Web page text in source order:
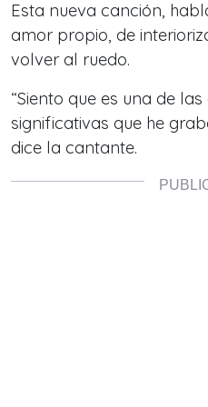
Esta nueva canción,
amor propio, de
volver al ruedo.
“Siento que es una de
significativas que he
dice la cantante.